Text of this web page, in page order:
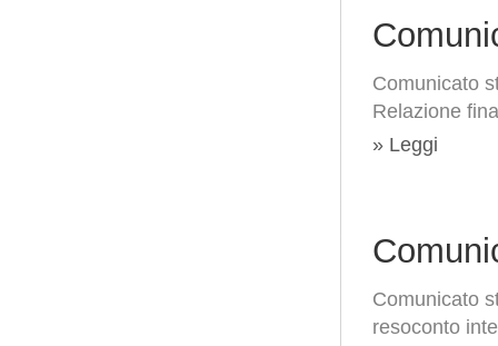
Comunicato
Relazione
» Leggi
Comunicato
resoconto